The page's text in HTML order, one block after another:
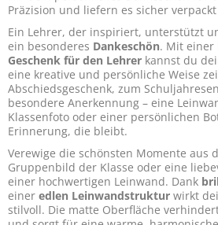
Präzision und liefern es sicher
Ein Lehrer, der inspiriert, unterstützt
ein besonderes Dankeschön. Mit einer
Geschenk für den Lehrer kannst du
eine kreative und persönliche Weise
Abschiedsgeschenk, zum
besondere Anerkennung – eine
Klassenfoto oder einer persönlichen
Erinnerung, die bleibt.
Verewige die schönsten Momente aus
Gruppenbild der Klasse oder eine
einer hochwertigen Leinwand. Dank
einer edlen Leinwandstruktur wirkt
stilvoll. Die matte Oberfläche